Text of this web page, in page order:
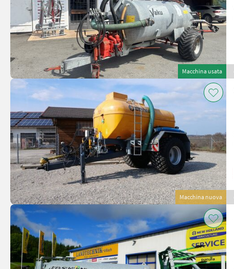
Macchina usata
Macchina nuova